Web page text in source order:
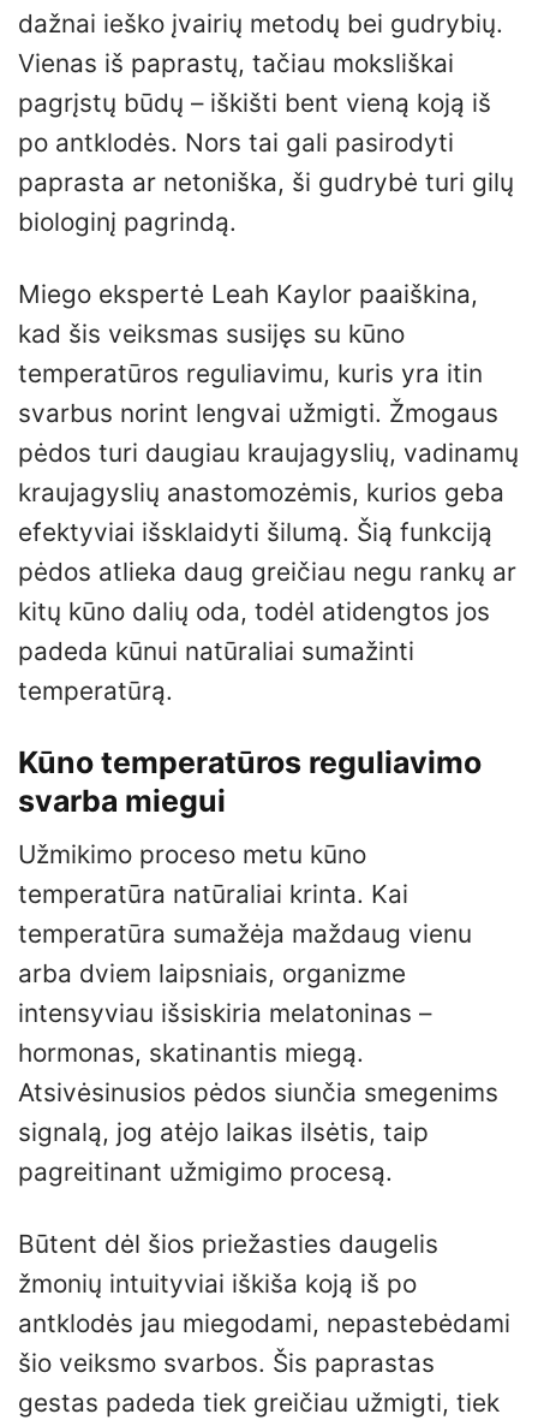
dažnai ieško įvairių metodų bei gudrybių.
Vienas iš paprastų, tačiau moksliškai
pagrįstų būdų – iškišti bent vieną koją iš
po antklodės. Nors tai gali pasirodyti
paprasta ar netoniška, ši gudrybė turi gilų
biologinį pagrindą.
Miego ekspertė Leah Kaylor paaiškina,
kad šis veiksmas susijęs su kūno
temperatūros reguliavimu, kuris yra itin
svarbus norint lengvai užmigti. Žmogaus
pėdos turi daugiau kraujagyslių, vadinamų
kraujagyslių anastomozėmis, kurios geba
efektyviai išsklaidyti šilumą. Šią funkciją
pėdos atlieka daug greičiau negu rankų ar
kitų kūno dalių oda, todėl atidengtos jos
padeda kūnui natūraliai sumažinti
temperatūrą.
Kūno temperatūros reguliavimo
svarba miegui
Užmikimo proceso metu kūno
temperatūra natūraliai krinta. Kai
temperatūra sumažėja maždaug vienu
arba dviem laipsniais, organizme
intensyviau išsiskiria melatoninas –
hormonas, skatinantis miegą.
Atsivėsinusios pėdos siunčia smegenims
signalą, jog atėjo laikas ilsėtis, taip
pagreitinant užmigimo procesą.
Būtent dėl šios priežasties daugelis
žmonių intuityviai iškiša koją iš po
antklodės jau miegodami, nepastebėdami
šio veiksmo svarbos. Šis paprastas
gestas padeda tiek greičiau užmigti, tiek